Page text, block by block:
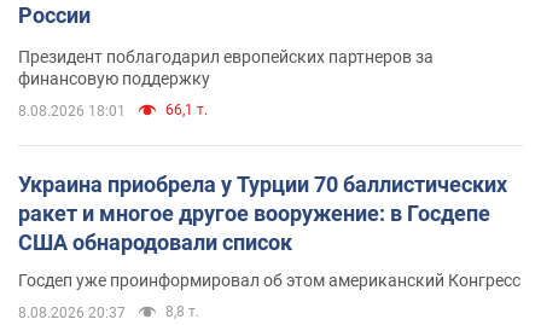
России
Президент поблагодарил европейских партнеров за
финансовую поддержку
8.08.2026 18:01 66,1 т.
Украина приобрела у Турции 70 баллистических
ракет и многое другое вооружение: в Госдепе
США обнародовали список
Госдеп уже проинформировал об этом американский Конгресс
8.08.2026 20:37 8,8 т.